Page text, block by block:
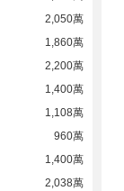
2,050萬
1,860萬
2,200萬
1,400萬
1,108萬
960萬
1,400萬
2,038萬